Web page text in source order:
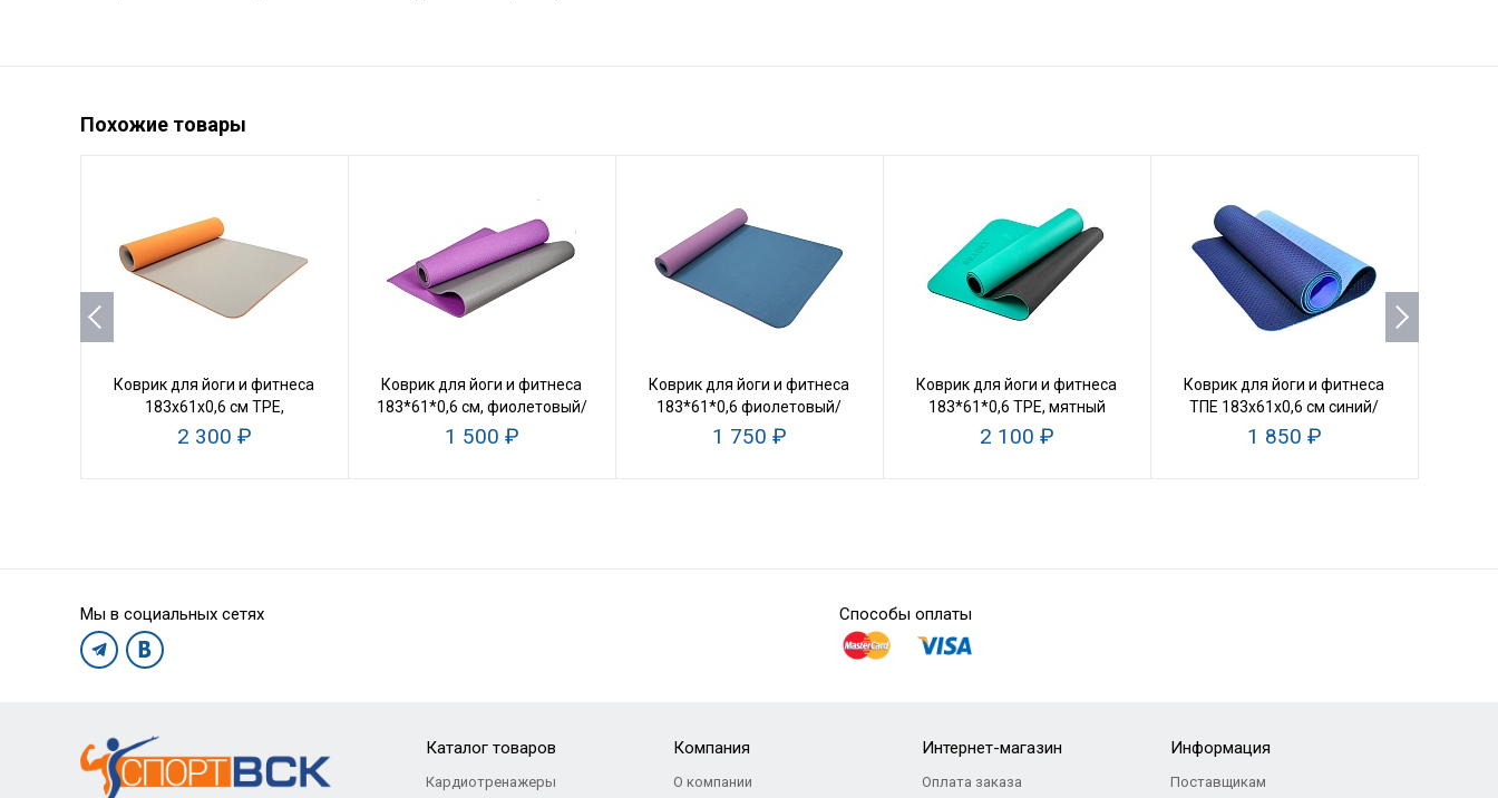
Похожие товары
Коврик для йоги и фитнеса
183х61х0,6 см TPE,
оранжевый/серый
2 300 ₽
Коврик для йоги и фитнеса
183*61*0,6 см, фиолетовый/
серый
1 500 ₽
Коврик для йоги и фитнеса
183*61*0,6 фиолетовый/
голубой
1 750 ₽
Коврик для йоги и фитнеса
183*61*0,6 TPE, мятный
2 100 ₽
Коврик для йоги и фитнеса
ТПЕ 183х61х0,6 см синий/
голубой
1 850 ₽
Мы в социальных сетях Способы оплаты
Каталог товаров
Кардиотренажеры
Компания
О компании
Интернет-магазин
Оплата заказа
Информация
Поставщикам